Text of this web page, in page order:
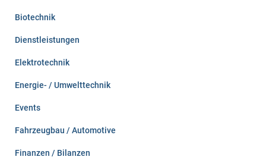
Biotechnik
Dienstleistungen
Elektrotechnik
Energie- / Umwelttechnik
Events
Fahrzeugbau / Automotive
Finanzen / Bilanzen